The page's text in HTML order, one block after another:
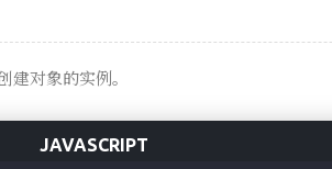
建对象的实例。